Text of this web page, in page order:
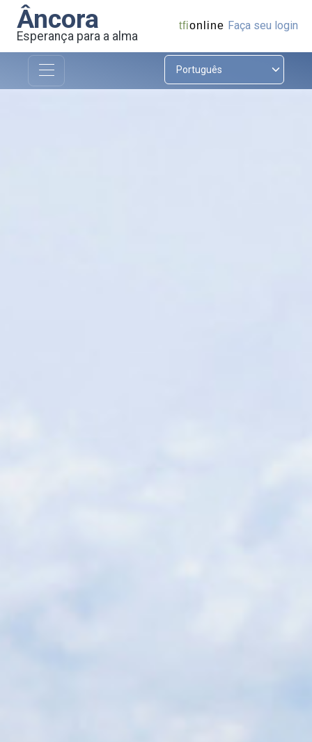
Âncora
Esperança para a alma
tfionline Faça seu login